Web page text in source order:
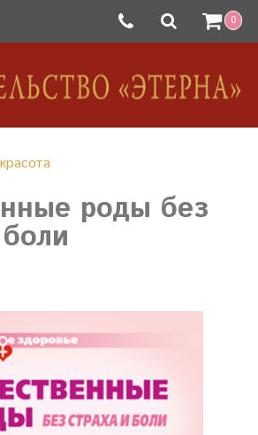
0
роды без